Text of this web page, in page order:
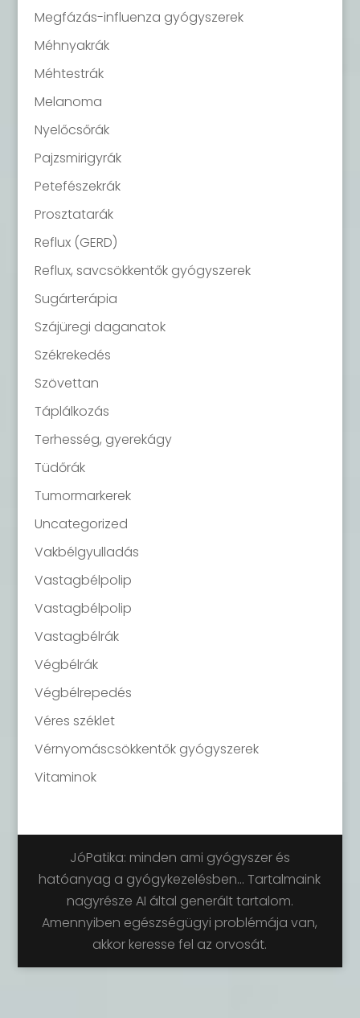
Megfázás-influenza gyógyszerek
Méhnyakrák
Méhtestrák
Melanoma
Nyelőcsőrák
Pajzsmirigyrák
Petefészekrák
Prosztatarák
Reflux (GERD)
Reflux, savcsökkentők gyógyszerek
Sugárterápia
Szájüregi daganatok
Székrekedés
Szövettan
Táplálkozás
Terhesség, gyerekágy
Tüdőrák
Tumormarkerek
Uncategorized
Vakbélgyulladás
Vastagbélpolip
Vastagbélpolip
Vastagbélrák
Végbélrák
Végbélrepedés
Véres széklet
Vérnyomáscsökkentők gyógyszerek
Vitaminok
JóPatika: minden ami gyógyszer és
hatóanyag a gyógykezelésben... Tartalmaink
nagyrésze AI által generált tartalom.
Amennyiben egészségügyi problémája van,
akkor keresse fel az orvosát.